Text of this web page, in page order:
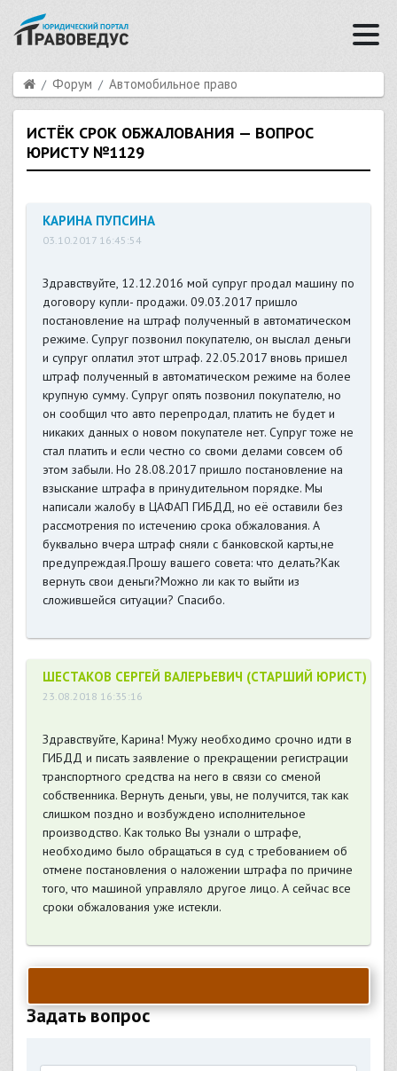
Форум Автомобильное право
ИСТЁК СРОК ОБЖАЛОВАНИЯ — ВОПРОС
ЮРИСТУ №1129
КАРИНА ПУПСИНА
03.10.2017 16:45:54
Здравствуйте, 12.12.2016 мой супруг продал машину по
договору купли- продажи. 09.03.2017 пришло
постановление на штраф полученный в автоматическом
режиме. Супруг позвонил покупателю, он выслал деньги
и супруг оплатил этот штраф. 22.05.2017 вновь пришел
штраф полученный в автоматическом режиме на более
крупную сумму. Супруг опять позвонил покупателю, но
он сообщил что авто перепродал, платить не будет и
никаких данных о новом покупателе нет. Супруг тоже не
стал платить и если честно со своми делами совсем об
этом забыли. Но 28.08.2017 пришло постановление на
взыскание штрафа в принудительном порядке. Мы
написали жалобу в ЦАФАП ГИБДД, но её оставили без
рассмотрения по истечению срока обжалования. А
буквально вчера штраф сняли с банковской карты,не
предупреждая.Прошу вашего совета: что делать?Как
вернуть свои деньги?Можно ли как то выйти из
сложившейся ситуации? Спасибо.
ШЕСТАКОВ СЕРГЕЙ ВАЛЕРЬЕВИЧ (СТАРШИЙ ЮРИСТ)
23.08.2018 16:35:16
Здравствуйте, Карина! Мужу необходимо срочно идти в
ГИБДД и писать заявление о прекращении регистрации
транспортного средства на него в связи со сменой
собственника. Вернуть деньги, увы, не получится, так как
слишком поздно и возбуждено исполнительное
производство. Как только Вы узнали о штрафе,
необходимо было обращаться в суд с требованием об
отмене постановления о наложении штрафа по причине
того, что машиной управляло другое лицо. А сейчас все
сроки обжалования уже истекли.
Задать вопрос